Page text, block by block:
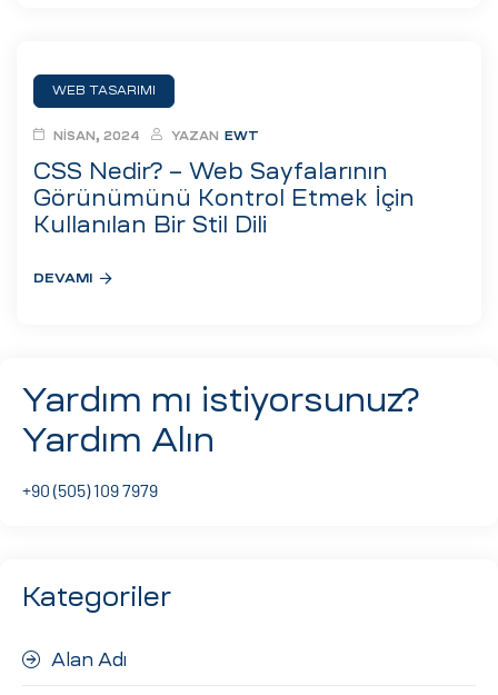
WEB TASARIMI
CSS Nedir? – Web Sayfalarının
Görünümünü Kontrol Etmek İçin
Kullanılan Bir Stil Dili
NISAN, 2024 YAZAN EWT
DEVAMI
Yardım mı istiyorsunuz?
Yardım Alın
+90 (505) 109 7979
Kategoriler
Alan Adı